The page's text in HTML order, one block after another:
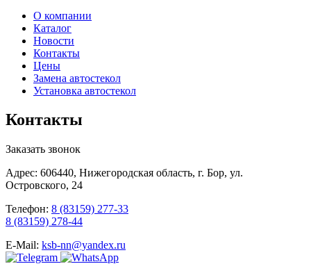
О компании
Каталог
Новости
Контакты
Цены
Замена автостекол
Установка автостекол
Контакты
Заказать звонок
Адрес: 606440, Нижегородская область, г. Бор, ул.
Островского, 24
Телефон: 8 (83159) 277-33
8 (83159) 278-44
E-Mail: ksb-nn@yandex.ru